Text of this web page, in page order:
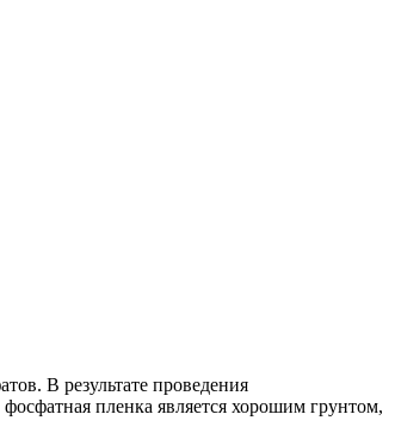
В результате проведения
пленка является хорошим грунтом,